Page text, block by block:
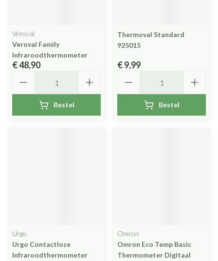
Veroval
Veroval Family
Infraroodthermometer
€ 48,90
Bestel
Thermoval Standard
925015
€ 9,99
Bestel
Urgo
Urgo Contactloze
Infraroodthermometer
Omron
Omron Eco Temp Basic
Thermometer Digitaal